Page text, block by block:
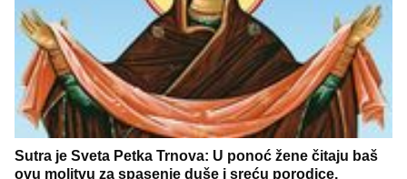
Sutra je Sveta Petka Trnova: U ponoć žene čitaju baš
ovu molitvu za spasenje duše i sreću porodice,